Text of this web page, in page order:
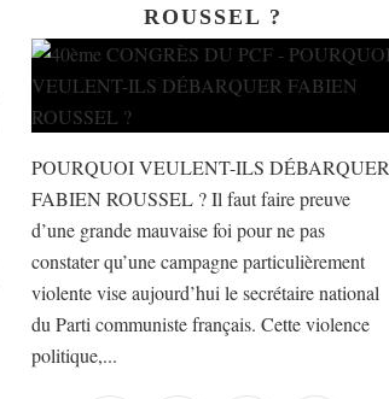
ROUSSEL ?
POURQUOI VEULENT-ILS DÉBARQUER
FABIEN ROUSSEL ? Il faut faire preuve
d’une grande mauvaise foi pour ne pas
constater qu’une campagne particulièrement
violente vise aujourd’hui le secrétaire national
du Parti communiste français. Cette violence
politique,...